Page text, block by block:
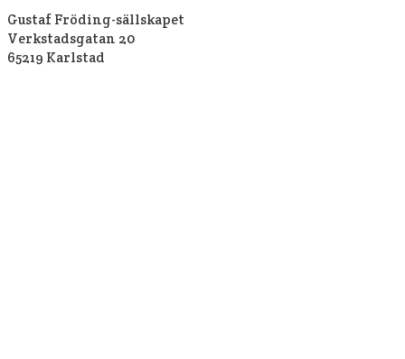
Gustaf Fröding-sällskapet
Verkstadsgatan 20
65219 Karlstad